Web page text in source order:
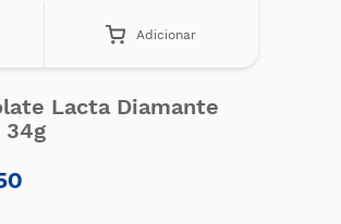
Adicionar
Lacta Diamante
34g